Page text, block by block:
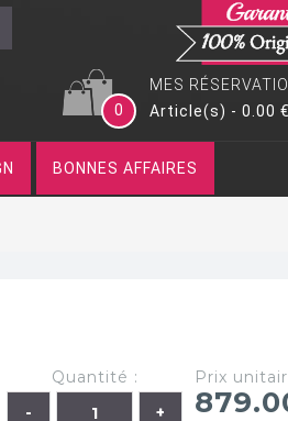
MES
0
Article(s) - 0.00 €
BONNES AFFAIRES
Quantité : Prix